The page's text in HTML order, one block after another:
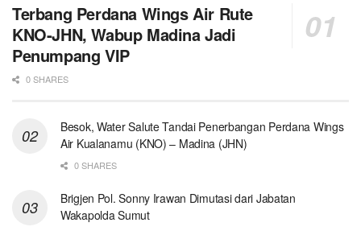
Terbang Perdana Wings Air Rute
KNO-JHN, Wabup Madina Jadi
Penumpang VIP
0 SHARES
Besok, Water Salute Tandai Penerbangan Perdana Wings
Air Kualanamu (KNO) – Madina (JHN)
0 SHARES
Brigjen Pol. Sonny Irawan Dimutasi dari Jabatan
Wakapolda Sumut